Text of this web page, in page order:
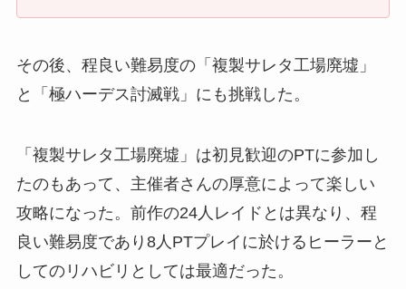
その後、程良い難易度の「複製サレタ工場廃墟」
と「極ハーデス討滅戦」にも挑戦した。
「複製サレタ工場廃墟」は初見歓迎のPTに参加し
たのもあって、主催者さんの厚意によって楽しい
攻略になった。前作の24人レイドとは異なり、程
良い難易度であり8人PTプレイに於けるヒーラーと
してのリハビリとしては最適だった。